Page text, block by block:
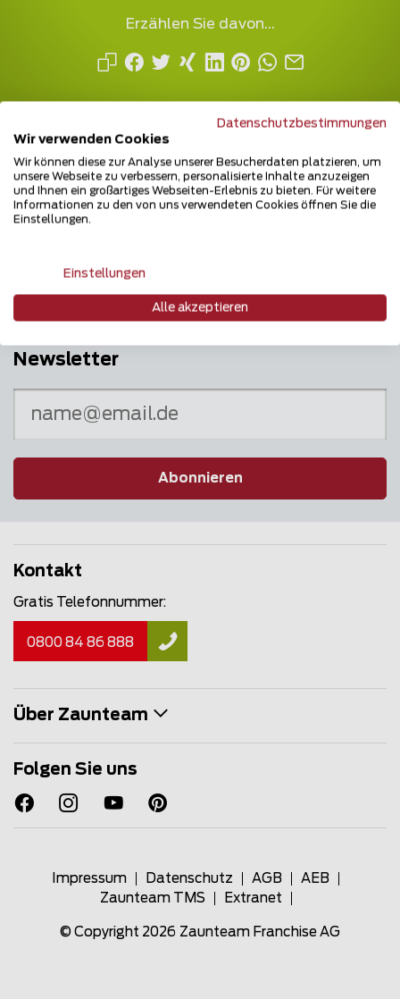
Erzählen Sie davon...
Mehrfach ausgezeichnet und immer am
Newsletter
Abonnieren
Kontakt
Gratis Telefonnummer:
0800 84 86 888
Über Zaunteam
Folgen Sie uns
Impressum Datenschutz AGB
AEB
Zaunteam TMS
Extranet
© Copyright 2026 Zaunteam Franchise AG
Datenschutzbestimmungen
Wir verwenden Cookies
Wir können diese zur Analyse unserer Besucherdaten platzieren, um
unsere Webseite zu verbessern, personalisierte Inhalte anzuzeigen
und Ihnen ein großartiges Webseiten-Erlebnis zu bieten. Für weitere
Informationen zu den von uns verwendeten Cookies öffnen Sie die
Einstellungen.
Einstellungen
Alle akzeptieren